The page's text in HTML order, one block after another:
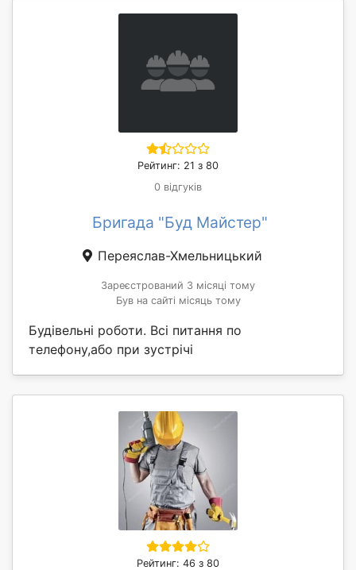
Рейтинг: 21 з 80
0 відгуків
Бригада "Буд Майстер"
Переяслав-Хмельницький
Зареєстрований 3 місяці тому
Був на сайті місяць тому
Будівельні роботи. Всі питання по
телефону,або при зустрічі
Рейтинг: 46 з 80